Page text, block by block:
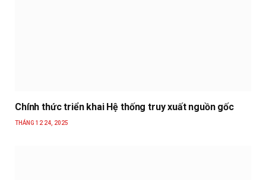
Chính thức triển khai Hệ thống truy xuất nguồn gốc
THÁNG 12 24, 2025